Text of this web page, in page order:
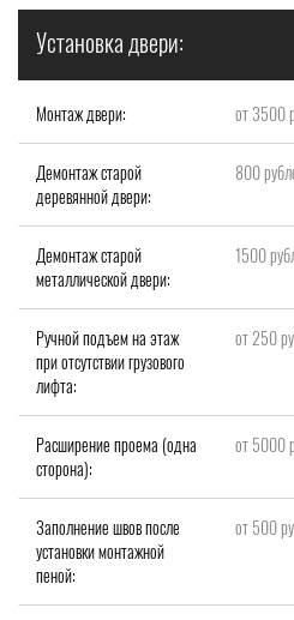
Установка двери:
Монтаж двери: от 3500
Демонтаж старой
деревянной двери:
800
Демонтаж старой
металлической двери:
1500
Ручной подъем на этаж
при отсутствии грузового
лифта:
от 250
Расширение проема (одна
сторона):
от 5000
Заполнение швов после
установки монтажной
пеной:
от 500